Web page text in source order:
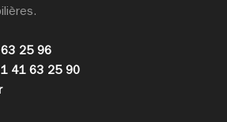
25 96
41 63 25 90